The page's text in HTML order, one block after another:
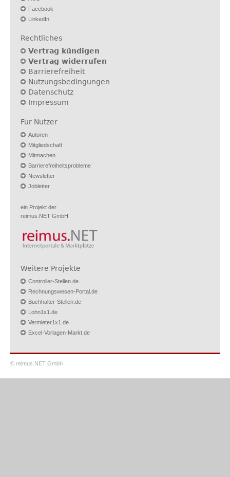
Facebook
LinkedIn
Rechtliches
Vertrag kündigen
Vertrag widerrufen
Barrierefreiheit
Nutzungsbedingungen
Datenschutz
Impressum
Für Nutzer
Autoren
Mitgliedschaft
Mitmachen
Barrierefreiheitsprobleme
Newsletter
Jobletter
ein Projekt der
reimus.NET GmbH
Weitere Projekte
Controller-Stellen.de
Rechnungswesen-Portal.de
Buchhalter-Stellen.de
Lohn1x1.de
Vermieter1x1.de
Excel-Vorlagen-Markt.de
© reimus.NET GmbH